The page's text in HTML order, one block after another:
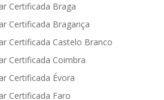
Certificada Braga
Certificada Bragança
Certificada Castelo Branco
Certificada Coimbra
Certificada Évora
Certificada Faro